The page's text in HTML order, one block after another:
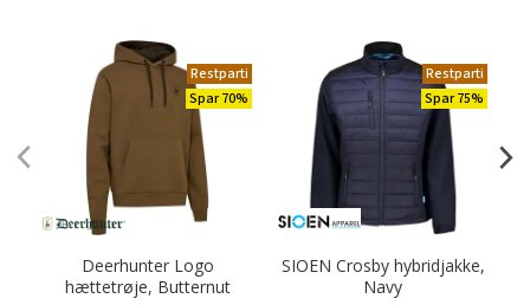
Restparti
Spar 70%
Deerhunter Logo
hættetrøje, Butternut
Restparti
Spar 75%
SIOEN Crosby hybridjakke,
Navy